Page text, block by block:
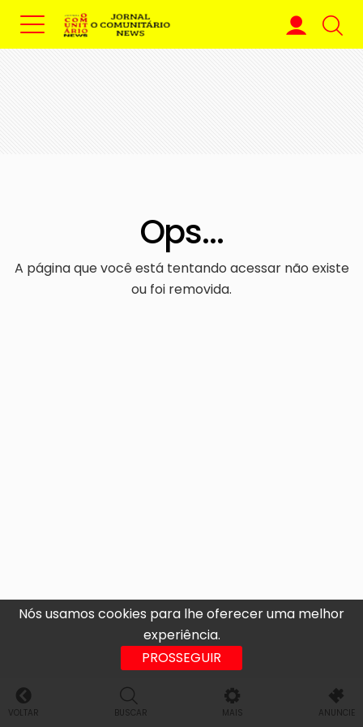
Nós usamos cookies para lhe oferecer uma melhor
experiência.
PROSSEGUIR
Ops...
A página que você está tentando acessar não existe
ou foi removida.
VOLTAR BUSCAR MAIS ANUNCIE